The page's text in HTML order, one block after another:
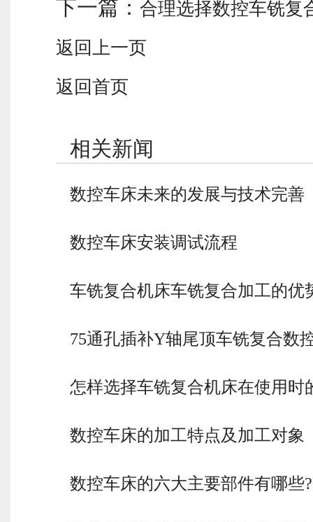
下一篇： 合理选择数控车铣复
返回上一页
返回首页
相关新闻
数控车床未来的发展与技术完善
数控车床安装调试流程
车铣复合机床车铣复合加工的
75通孔插补Y轴尾顶车铣复合数
怎样选择车铣复合机床在使用
数控车床的加工特点及加工对象
数控车床的六大主要部件有哪些?